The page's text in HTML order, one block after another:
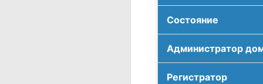
Соcтояние
Администратор
Регистратор